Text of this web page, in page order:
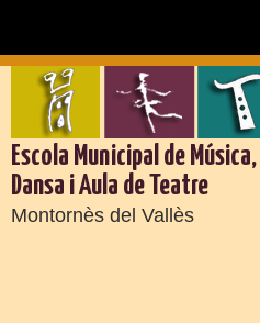
Escola Municipal de Música,
Dansa i Aula de Teatre
Montornès del Vallès